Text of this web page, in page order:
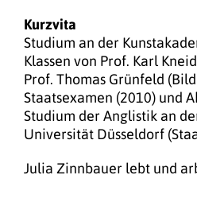
Kurzvita
Studium an der
Klassen von Prof. Karl
Prof. Thomas Grünfeld
Staatsexamen (2010) und
Studium der Anglistik an
Universität Düsseldorf
Julia Zinnbauer lebt und